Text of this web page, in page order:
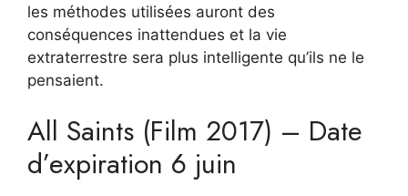
les méthodes utilisées auront des
conséquences inattendues et la vie
extraterrestre sera plus intelligente qu’ils ne le
pensaient.
All Saints (Film 2017) – Date
d’expiration 6 juin